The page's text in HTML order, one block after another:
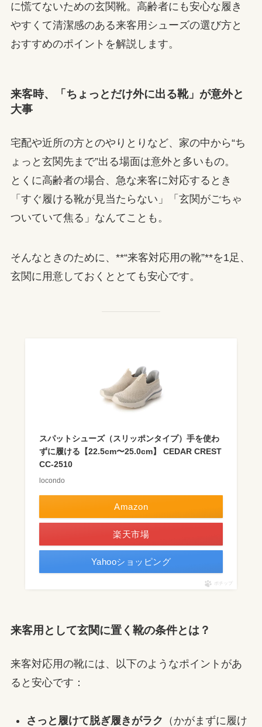
に慌てないための玄関靴。高齢者にも安心な履き
やすくて清潔感のある来客用シューズの選び方と
おすすめのポイントを解説します。
来客時、「ちょっとだけ外に出る靴」が意外と
大事
宅配や近所の方とのやりとりなど、家の中から“ち
ょっと玄関先まで”出る場面は意外と多いもの。
とくに高齢者の場合、急な来客に対応するとき
「すぐ履ける靴が見当たらない」「玄関がごちゃ
ついていて焦る」なんてことも。
そんなときのために、**“来客対応用の靴”**を1足、
玄関に用意しておくととても安心です。
スパットシューズ（スリッポンタイプ）手を使わ
ずに履ける【22.5cm〜25.0cm】 CEDAR CREST
CC-2510
locondo
Amazon
楽天市場
Yahooショッピング
ポチップ
来客用として玄関に置く靴の条件とは？
来客対応用の靴には、以下のようなポイントがあ
ると安心です：
さっと履けて脱ぎ履きがラク （かがまずに履け